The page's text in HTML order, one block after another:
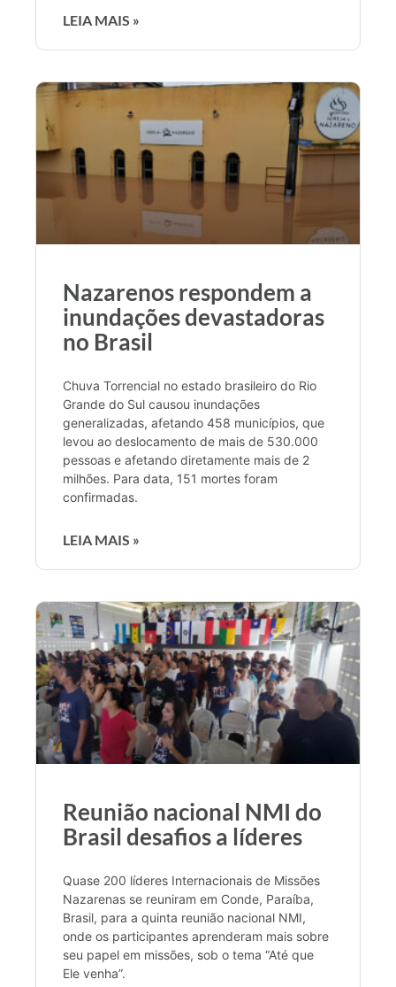
LEIA MAIS »
Nazarenos respondem a
inundações devastadoras
no Brasil
Chuva Torrencial no estado brasileiro do Rio
Grande do Sul causou inundações
generalizadas, afetando 458 municípios, que
levou ao deslocamento de mais de 530.000
pessoas e afetando diretamente mais de 2
milhões. Para data, 151 mortes foram
confirmadas.
LEIA MAIS »
Reunião nacional NMI do
Brasil desafios a líderes
Quase 200 líderes Internacionais de Missões
Nazarenas se reuniram em Conde, Paraíba,
Brasil, para a quinta reunião nacional NMI,
onde os participantes aprenderam mais sobre
seu papel em missões, sob o tema “Até que
Ele venha”.